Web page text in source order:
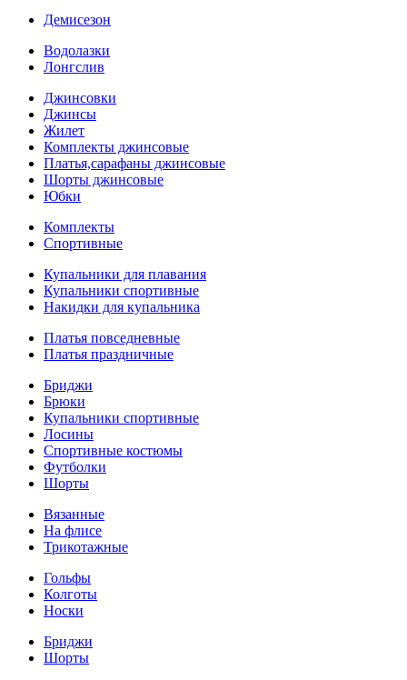
Демисезон
Водолазки
Лонгслив
Джинсовки
Джинсы
Жилет
Комплекты джинсовые
Платья,сарафаны джинсовые
Шорты джинсовые
Юбки
Комплекты
Спортивные
Купальники для плавания
Купальники спортивные
Накидки для купальника
Платья повседневные
Платья праздничные
Бриджи
Брюки
Купальники спортивные
Лосины
Спортивные костюмы
Футболки
Шорты
Вязанные
На флисе
Трикотажные
Гольфы
Колготы
Носки
Бриджи
Шорты